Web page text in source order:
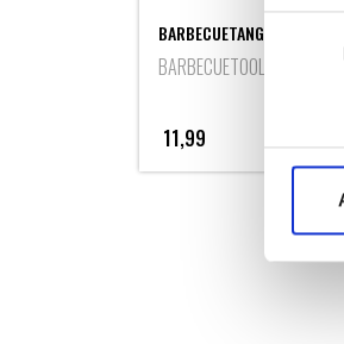
BARBECUETANG
BARBECUETOOLS
11,99